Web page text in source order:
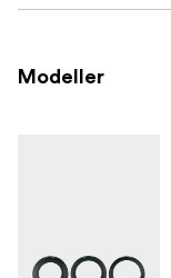
Modeller